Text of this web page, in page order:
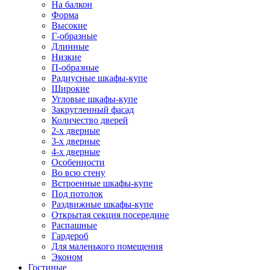
На балкон
Форма
Высокие
Г-образные
Длинные
Низкие
П-образные
Радиусные шкафы-купе
Широкие
Угловые шкафы-купе
Закругленный фасад
Количество дверей
2-х дверные
3-х дверные
4-х дверные
Особенности
Во всю стену
Встроенные шкафы-купе
Под потолок
Раздвижные шкафы-купе
Открытая секция посередине
Распашные
Гардероб
Для маленького помещения
Эконом
Гостиные